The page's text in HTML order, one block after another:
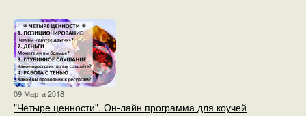
09 Марта 2018
"Четыре ценности". Он-лайн программа для коучей